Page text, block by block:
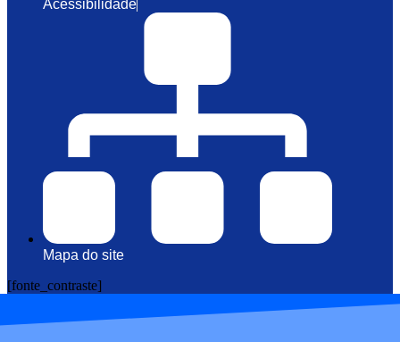
Acessibilidade
Mapa do site
[fonte_contraste]